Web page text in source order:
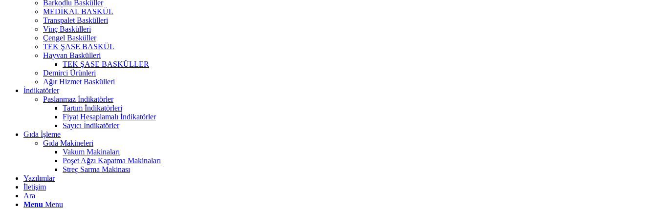
Barkodlu Basküller
MEDİKAL BASKÜL
Transpalet Baskülleri
Vinç Baskülleri
Çengel Basküller
TEK ŞASE BASKÜL
Hayvan Baskülleri
TEK ŞASE BASKÜLLER
Demirci Ürünleri
Ağır Hizmet Baskülleri
İndikatörler
Paslanmaz İndikatörler
Tartım İndikatörleri
Fiyat Hesaplamalı İndikatörler
Sayıcı İndikatörler
Gıda İşleme
Gıda Makineleri
Vakum Makinaları
Poşet Ağzı Kapatma Makinaları
Streç Sarma Makinası
Yazılımlar
İletişim
Ara
Menu Menu